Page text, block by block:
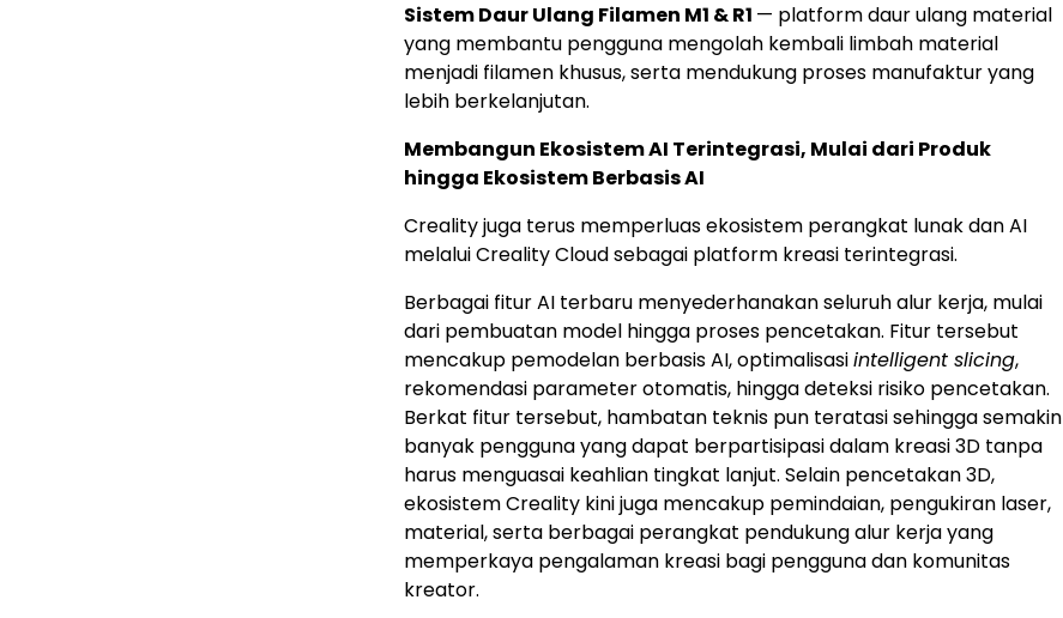
Sistem Daur Ulang Filamen M1 & R1 — platform daur ulang material
yang membantu pengguna mengolah kembali limbah material
menjadi filamen khusus, serta mendukung proses manufaktur yang
lebih berkelanjutan.
Membangun Ekosistem AI Terintegrasi, Mulai dari Produk
hingga Ekosistem Berbasis AI
Creality juga terus memperluas ekosistem perangkat lunak dan AI
melalui Creality Cloud sebagai platform kreasi terintegrasi.
Berbagai fitur AI terbaru menyederhanakan seluruh alur kerja, mulai
dari pembuatan model hingga proses pencetakan. Fitur tersebut
mencakup pemodelan berbasis AI, optimalisasiintelligent slicing,
rekomendasi parameter otomatis, hingga deteksi risiko pencetakan.
Berkat fitur tersebut, hambatan teknis pun teratasi sehingga semakin
banyak pengguna yang dapat berpartisipasi dalam kreasi 3D tanpa
harus menguasai keahlian tingkat lanjut. Selain pencetakan 3D,
ekosistem Creality kini juga mencakup pemindaian, pengukiran laser,
material, serta berbagai perangkat pendukung alur kerja yang
memperkaya pengalaman kreasi bagi pengguna dan komunitas
kreator.